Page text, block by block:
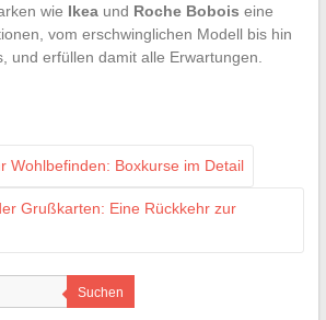
wie Ikeaund Roche Bobois eine
vom erschwinglichen Modell bis hin
und erfüllen damit alle Erwartungen.
Wohlbefinden: Boxkurse im Detail
Grußkarten: Eine Rückkehr zur
Suchen